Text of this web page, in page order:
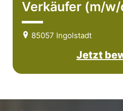
Verkäufer (m/
85057 Ingolstadt
Jetzt